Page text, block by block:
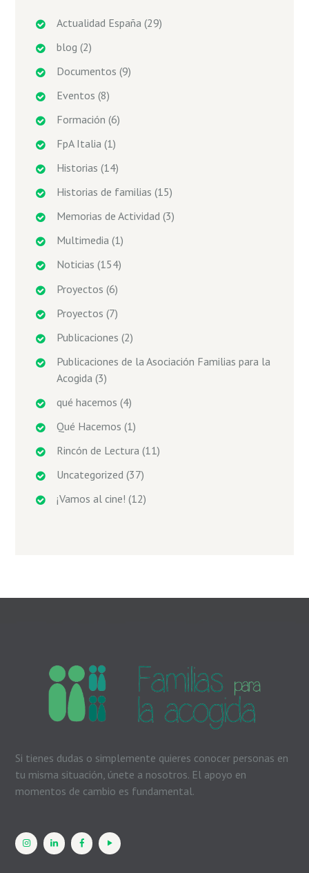
Actualidad España (29)
blog (2)
Documentos (9)
Eventos (8)
Formación (6)
FpA Italia (1)
Historias (14)
Historias de familias (15)
Memorias de Actividad (3)
Multimedia (1)
Noticias (154)
Proyectos (6)
Proyectos (7)
Publicaciones (2)
Publicaciones de la Asociación Familias para la
Acogida (3)
qué hacemos (4)
Qué Hacemos (1)
Rincón de Lectura (11)
Uncategorized (37)
¡Vamos al cine! (12)
Si tienes dudas o simplemente quieres conocer personas en
tu misma situación, únete a nosotros. El apoyo en
momentos de cambio es fundamental.